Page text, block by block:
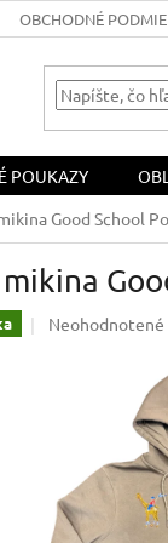
OBCHODNÉ
POUKAZY
Good School
mikina
Priemerné
hviezdičiek.
Neohodnotené